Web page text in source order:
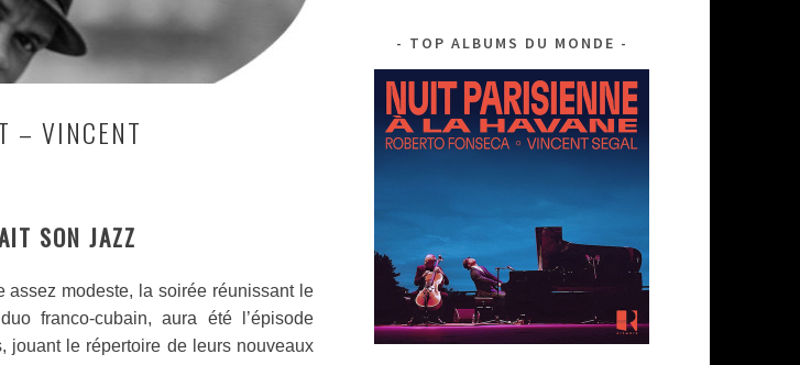
– VINCENT
SON JAZZ
assez modeste, la soirée réunissant le
franco-cubain, aura été l’épisode
jouant le répertoire de leurs nouveaux
TOP ALBUMS DU MONDE